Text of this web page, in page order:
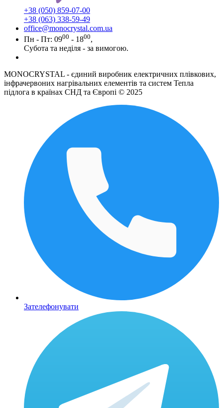
+38 (050) 859-07-00
+38 (063) 338-59-49
office@monocrystal.com.ua
Пн - Пт: 0900 - 1800,
Субота та неділя - за вимогою.
MONOCRYSTAL - єдиний виробник електричних плівкових,
інфрачервоних нагрівальних елементів та систем Тепла
підлога в країнах СНД та Європі © 2025
Зателефонувати